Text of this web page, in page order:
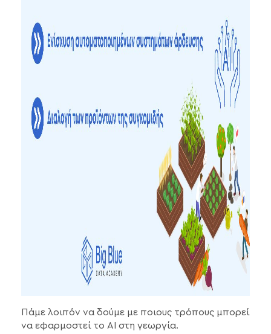
Πάμε λοιπόν να δούμε με ποιους τρόπους μπορεί
να εφαρμοστεί το AI στη γεωργία.